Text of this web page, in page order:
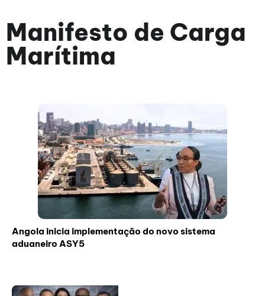
Manifesto de Carga
Marítima
Angola inicia implementação do novo sistema
aduaneiro ASY5